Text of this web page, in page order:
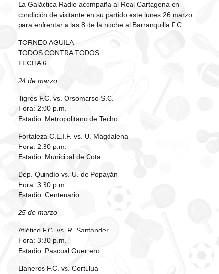
La Galáctica Radio acompaña al Real Cartagena en
condición de visitante en su partido este lunes 26 marzo
para enfrentar a las 8 de la noche al Barranquilla F.C.
TORNEO AGUILA
TODOS CONTRA TODOS
FECHA 6
24 de marzo
Tigres F.C. vs. Orsomarso S.C.
Hora: 2:00 p.m.
Estadio: Metropolitano de Techo
Fortaleza C.E.I.F. vs. U. Magdalena
Hora: 2:30 p.m.
Estadio: Municipal de Cota
Dep. Quindío vs. U. de Popayán
Hora: 3:30 p.m.
Estadio: Centenario
25 de marzo
Atlético F.C. vs. R. Santander
Hora: 3:30 p.m.
Estadio: Pascual Guerrero
Llaneros F.C. vs. Cortuluá